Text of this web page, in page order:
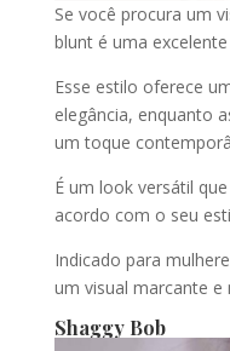
Se você procura um
blunt é uma
Esse estilo oferece
elegância, enquanto
um toque
É um look versátil
acordo com o seu
Indicado para
um visual marcante e
Shaggy Bob